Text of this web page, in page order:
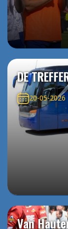
DE
20-05-2026
Van